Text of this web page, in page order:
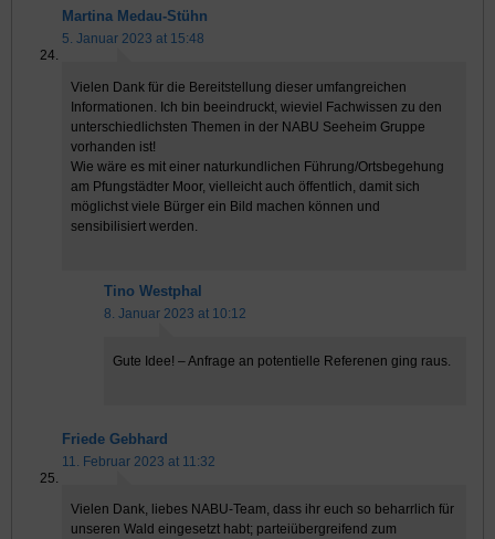
Martina Medau-Stühn
5. Januar 2023 at 15:48
Vielen Dank für die Bereitstellung dieser umfangreichen
Informationen. Ich bin beeindruckt, wieviel Fachwissen zu den
unterschiedlichsten Themen in der NABU Seeheim Gruppe
vorhanden ist!
Wie wäre es mit einer naturkundlichen Führung/Ortsbegehung
am Pfungstädter Moor, vielleicht auch öffentlich, damit sich
möglichst viele Bürger ein Bild machen können und
sensibilisiert werden.
Tino Westphal
8. Januar 2023 at 10:12
Gute Idee! – Anfrage an potentielle Referenen ging raus.
Friede Gebhard
11. Februar 2023 at 11:32
Vielen Dank, liebes NABU-Team, dass ihr euch so beharrlich für
unseren Wald eingesetzt habt; parteiübergreifend zum